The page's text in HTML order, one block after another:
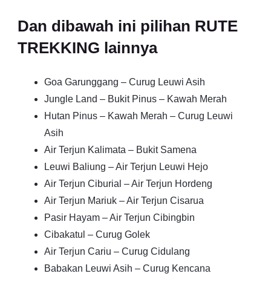
Dan dibawah ini pilihan RUTE
TREKKING lainnya
Goa Garunggang – Curug Leuwi Asih
Jungle Land – Bukit Pinus – Kawah Merah
Hutan Pinus – Kawah Merah – Curug Leuwi
Asih
Air Terjun Kalimata – Bukit Samena
Leuwi Baliung – Air Terjun Leuwi Hejo
Air Terjun Ciburial – Air Terjun Hordeng
Air Terjun Mariuk – Air Terjun Cisarua
Pasir Hayam – Air Terjun Cibingbin
Cibakatul – Curug Golek
Air Terjun Cariu – Curug Cidulang
Babakan Leuwi Asih – Curug Kencana